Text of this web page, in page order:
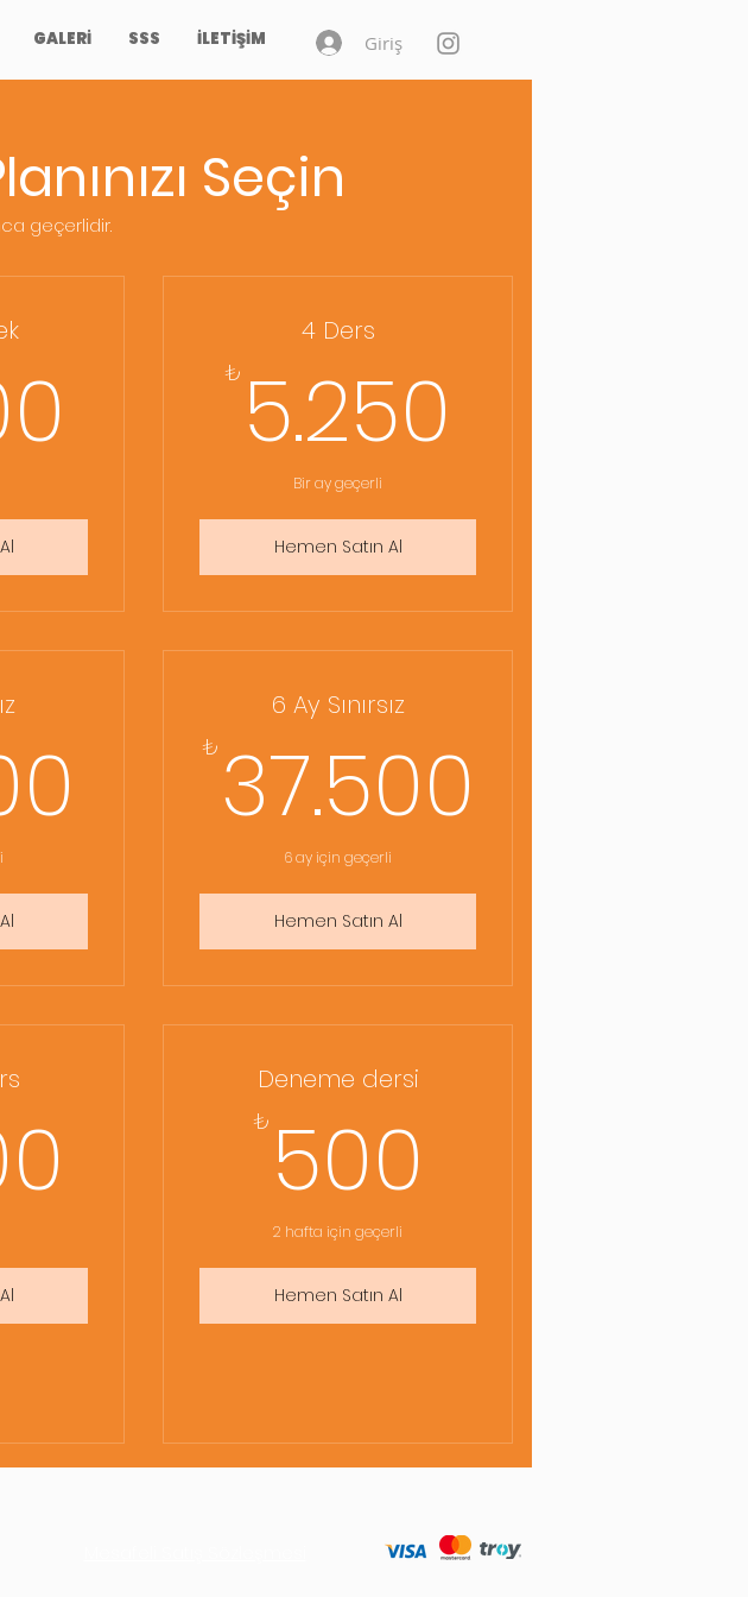
GALERİ SSS İLETİŞİM Giriş
Seçin
4.500₺
4 Ders
₺ 5.250
Bir ay geçerli
Hemen Satın Al
21.000₺
6 Ay Sınırsız
₺ 37.500
6 ay için geçerli
Hemen Satın Al
2.600₺
Deneme dersi
₺ 500
2 hafta için geçerli
Hemen Satın Al
geçerlidir.